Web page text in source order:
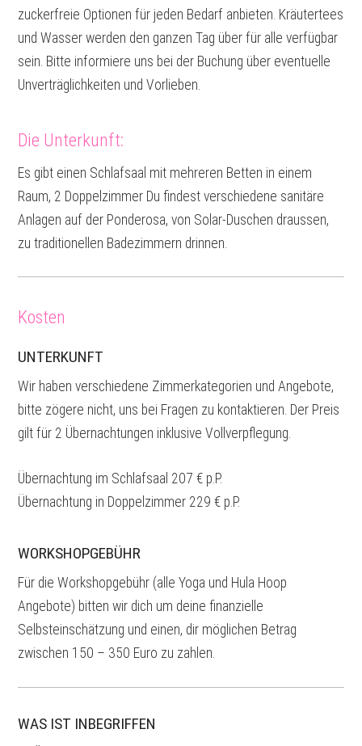
zuckerfreie Optionen für jeden Bedarf anbieten. Kräutertees
und Wasser werden den ganzen Tag über für alle verfügbar
sein. Bitte informiere uns bei der Buchung über eventuelle
Unverträglichkeiten und Vorlieben.
Die Unterkunft:
Es gibt einen Schlafsaal mit mehreren Betten in einem
Raum, 2 Doppelzimmer Du findest verschiedene sanitäre
Anlagen auf der Ponderosa, von Solar-Duschen draussen,
zu traditionellen Badezimmern drinnen.
Kosten
UNTERKUNFT
Wir haben verschiedene Zimmerkategorien und Angebote,
bitte zögere nicht, uns bei Fragen zu kontaktieren. Der Preis
gilt für 2 Übernachtungen inklusive Vollverpflegung.
Übernachtung im Schlafsaal 207 € p.P.
Übernachtung in Doppelzimmer 229 € p.P.
WORKSHOPGEBÜHR
Für die Workshopgebühr (alle Yoga und Hula Hoop
Angebote) bitten wir dich um deine finanzielle
Selbsteinschätzung und einen, dir möglichen Betrag
zwischen 150 – 350 Euro zu zahlen.
WAS IST INBEGRIFFEN